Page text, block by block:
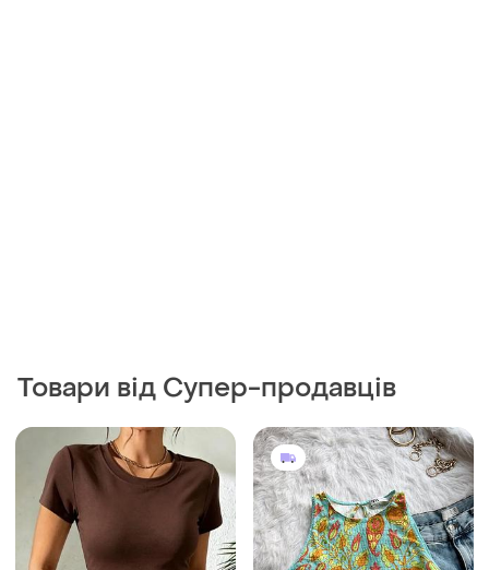
Товари від Супер-продавців